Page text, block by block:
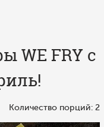
WE FRY с
Количество порций: 2